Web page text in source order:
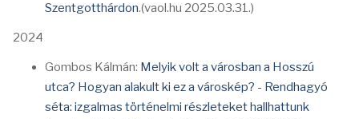
Szentgotthárdon.(vaol.hu 2025.03.31.)
2024
Gombos Kálmán: Melyik volt a városban a Hosszú
utca? Hogyan alakult ki ez a városkép? - Rendhagyó
séta: izgalmas történelmi részleteket hallhattunk